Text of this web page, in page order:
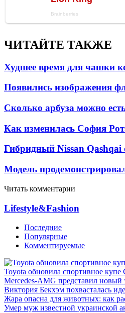
ЧИТАЙТЕ ТАКЖЕ
Худшее время для чашки
Появились изображения
Сколько арбуза можно
Как изменилась София
Гибридный Nissan Qashqai
Модель
Читать комментарии
Lifestyle&Fashion
Последние
Популярные
Комментируемые
Toyota обновила спортивное купе
Mercedes-AMG представил новый
Виктория Бекхэм похвасталась
Жара опасна для животных: как
Умер муж известной украинской